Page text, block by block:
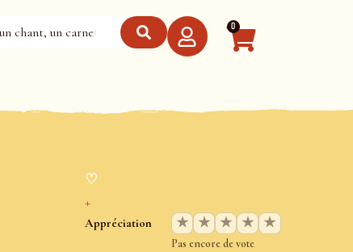
0
♡
+
Appréciation ★ ★ ★ ★ ★
Pas encore de vote